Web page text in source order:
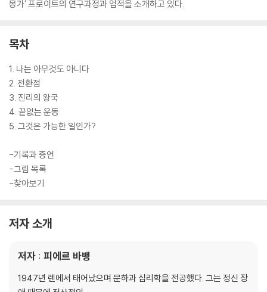
몽가' 프로이트의 연구과정과 업적을 소개하고 있다.
목차
1. 나는 아무것도 아니다
2. 전환점
3. 진리의 왕국
4. 끝없는 운동
5. 그것은 가능한 일인가?
-기록과 증언
-그림 목록
-찾아보기
저자 소개
저자 : 피에르 바뱅
1947년 렌에서 태어났으며 문하과 심리학을 전공했다. 그는 정신 장